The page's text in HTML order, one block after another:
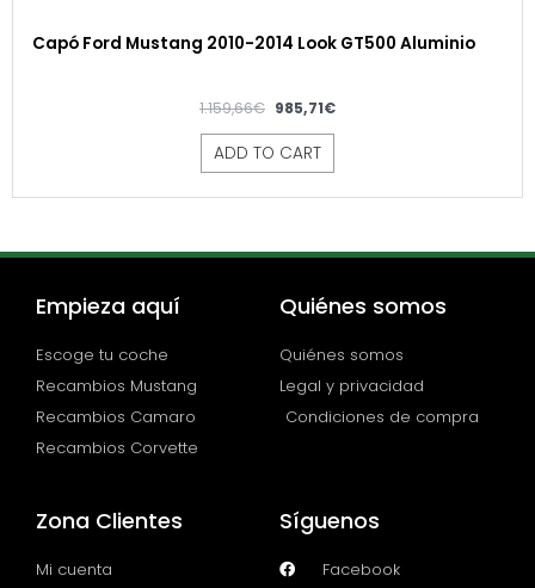
Capó Ford Mustang 2010-2014 Look GT500 Aluminio
1.159,66€ 985,71€
ADD TO CART
Empieza aquí
Escoge tu coche
Recambios Mustang
Recambios Camaro
Recambios Corvette
Quiénes somos
Quiénes somos
Legal y privacidad
Condiciones de compra
Zona Clientes
Mi cuenta
Síguenos
Facebook